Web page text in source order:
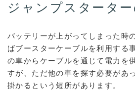
ジャンプスタータ
バッテリーが上がってしまった時
ばブースターケーブルを利用する
の車からケーブルを通じて電力を
すが、ただ他の車を探す必要があ
掛かるという短所があります。
バイク保険とは？
レッカー料金の相場は？
レッカー作業の手順
大型車のレッカー移動
事故バイクのレッカー料